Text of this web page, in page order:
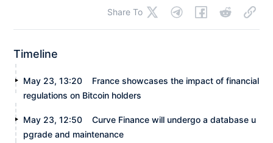
Share To
Timeline
May 23, 13:20
France showcases the impact of financial
regulations on Bitcoin holders
May 23, 12:50
Curve Finance will undergo a database u
pgrade and maintenance